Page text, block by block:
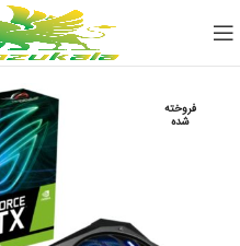
فروخته
شده